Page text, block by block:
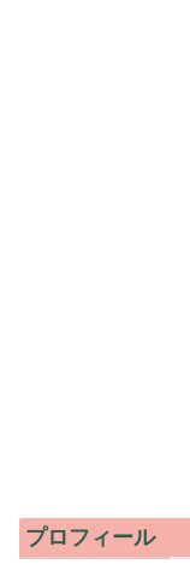
プロフィール